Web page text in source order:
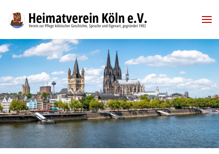
Skip to main content